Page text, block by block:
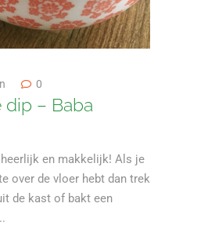
0
– Baba
en makkelijk! Als je
over de vloer hebt dan trek
de kast of bakt een